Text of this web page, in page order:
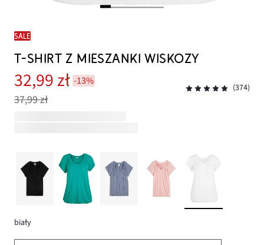
SALE
T-SHIRT Z MIESZANKI WISKOZY
32,99 zł -13%
37,99 zł
(374)
biały